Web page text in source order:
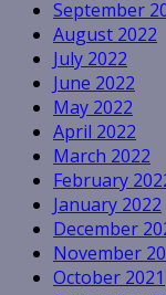
September
August 2022
July 2022
June 2022
May 2022
April 2022
March 2022
February
January 2022
December
November
October 2021